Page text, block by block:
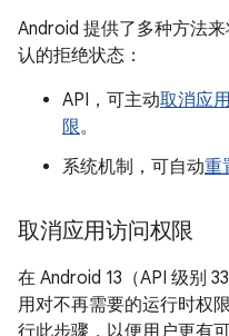
Android 提供了多种方法
认的拒绝状态：
API，可主动取消应
限。
系统机制，可自动重
取消应用访问权限
在 Android 13（API 级别
用对不再需要的运行时权